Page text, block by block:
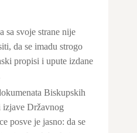
sa svoje strane nije
da se imadu strogo
propisi i upute izdane
Biskupskih
Državnog
posve je jasno: da se